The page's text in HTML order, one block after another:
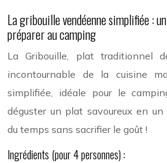
La gribouille vendéenne simplifiée :
préparer au camping
La Gribouille, plat traditionnel
incontournable de la cuisine
simplifiée, idéale pour le
déguster un plat savoureux en un
du temps sans sacrifier le goût !
Ingrédients (pour 4 personnes) :